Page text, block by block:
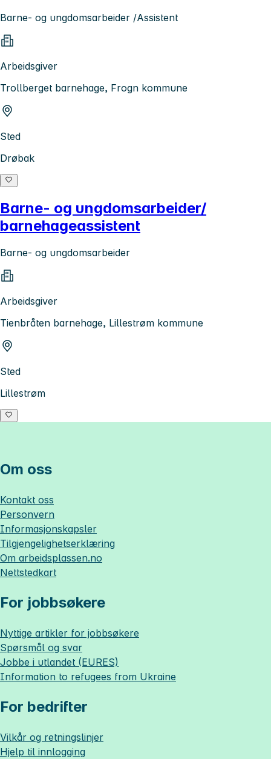
Barne- og ungdomsarbeider /Assistent
Arbeidsgiver
Trollberget barnehage, Frogn kommune
Sted
Drøbak
Barne- og ungdomsarbeider/
barnehageassistent
Barne- og ungdomsarbeider
Arbeidsgiver
Tienbråten barnehage, Lillestrøm kommune
Sted
Lillestrøm
Om oss
Kontakt oss
Personvern
Informasjonskapsler
Tilgjengelighetserklæring
Om arbeidsplassen.no
Nettstedkart
For jobbsøkere
Nyttige artikler for jobbsøkere
Spørsmål og svar
Jobbe i utlandet (EURES)
Information to refugees from Ukraine
For bedrifter
Vilkår og retningslinjer
Hjelp til innlogging